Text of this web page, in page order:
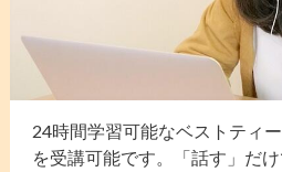
24時間学習可能なベストティ
を受講可能です。「話す」だ